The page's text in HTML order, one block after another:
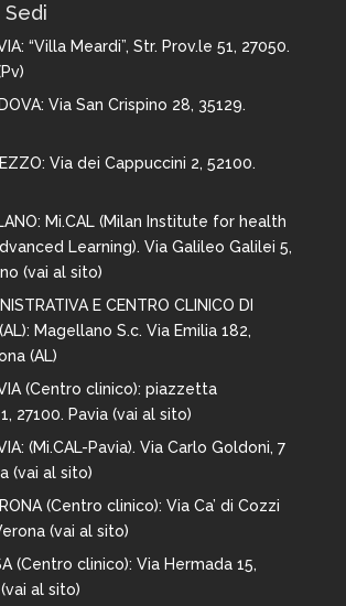
“Villa Meardi”, Str. Prov.le 51, 27050.
Via San Crispino 28, 35129.
Via dei Cappuccini 2, 52100.
Mi.CAL (Milan Institute for health
Learning). Via Galileo Galilei 5,
(vai al sito)
E CENTRO CLINICO DI
Magellano S.c. Via Emilia 182,
(AL)
(Centro clinico): piazzetta
27100. Pavia (vai al sito)
(Mi.CAL-Pavia). Via Carlo Goldoni, 7
(vai al sito)
(Centro clinico): Via Ca’ di Cozzi
(vai al sito)
(Centro clinico): Via Hermada 15,
vai al sito)